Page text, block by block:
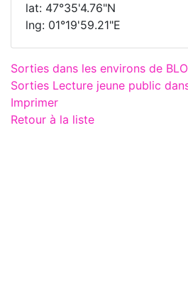
lat: 47°35'4.76"N
lng: 01°19'59.21"E
Sorties dans les environs de
Sorties Lecture jeune public
Imprimer
Retour à la liste